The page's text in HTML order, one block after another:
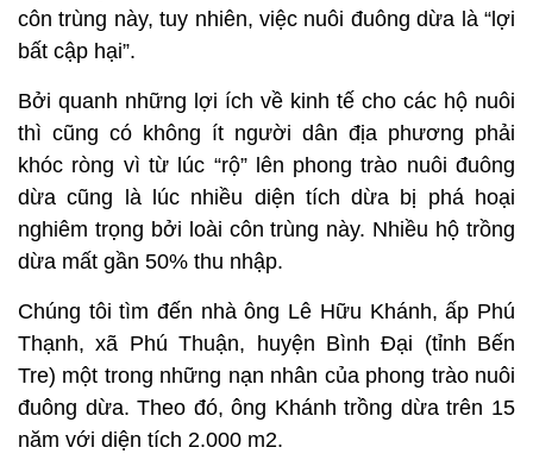
côn trùng này, tuy nhiên, việc nuôi đuông dừa là “lợi
bất cập hại”.
Bởi quanh những lợi ích về kinh tế cho các hộ nuôi
thì cũng có không ít người dân địa phương phải
khóc ròng vì từ lúc “rộ” lên phong trào nuôi đuông
dừa cũng là lúc nhiều diện tích dừa bị phá hoại
nghiêm trọng bởi loài côn trùng này. Nhiều hộ trồng
dừa mất gần 50% thu nhập.
Chúng tôi tìm đến nhà ông Lê Hữu Khánh, ấp Phú
Thạnh, xã Phú Thuận, huyện Bình Đại (tỉnh Bến
Tre) một trong những nạn nhân của phong trào nuôi
đuông dừa. Theo đó, ông Khánh trồng dừa trên 15
năm với diện tích 2.000 m2.